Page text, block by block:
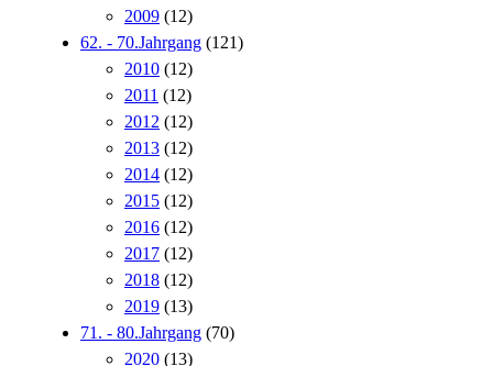
2009 (12)
62. - 70.Jahrgang (121)
2010 (12)
2011 (12)
2012 (12)
2013 (12)
2014 (12)
2015 (12)
2016 (12)
2017 (12)
2018 (12)
2019 (13)
71. - 80.Jahrgang (70)
2020 (13)